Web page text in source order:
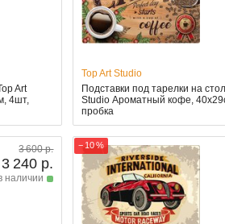
Art
4шт,
Top Art Studio
Подставки под тарелки на
Studio Ароматный кофе,
пробка
3 600 р.
3 240 р.
наличии
− 10 %